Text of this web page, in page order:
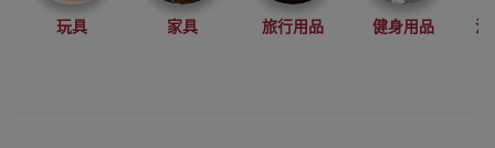
結合自然環保，
玩具 家具 旅行用品 健身用品
沙